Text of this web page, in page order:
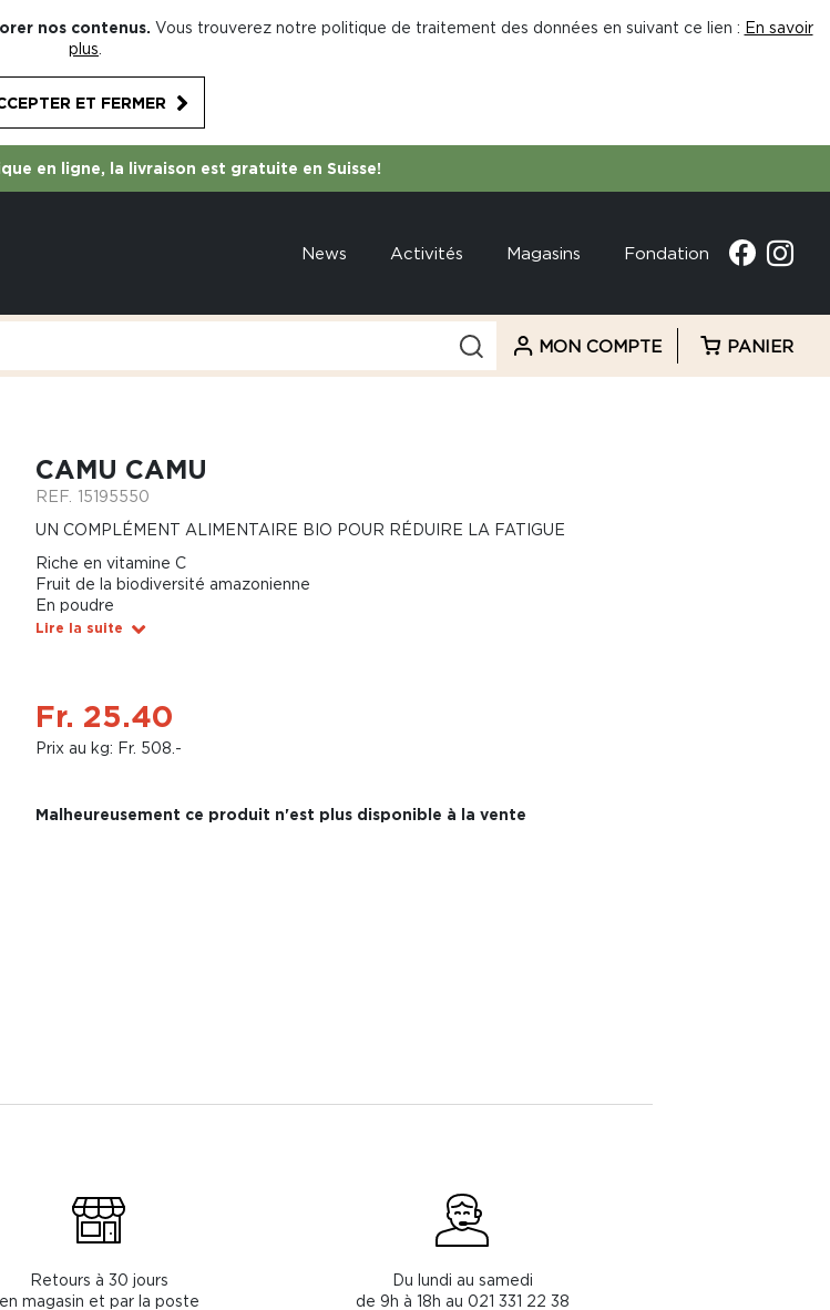
nos contenus. Vous trouverez notre politique de traitement des données en suivant ce lien : En savoir
plus
ET FERMER
en ligne, la livraison est gratuite en Suisse!
News Activités Magasins Fondation
MON COMPTE PANIER
CAMU CAMU
REF. 15195550
UN COMPLÉMENT ALIMENTAIRE BIO POUR RÉDUIRE LA FATIGUE
Riche en vitamine C
Fruit de la biodiversité amazonienne
En poudre
Lire la suite
Fr. 25.40
Prix au kg: Fr. 508.-
Malheureusement ce produit n'est plus disponible à la vente
Retours à 30 jours
en magasin et par la poste
Du lundi au samedi
de 9h à 18h au 021 331 22 38